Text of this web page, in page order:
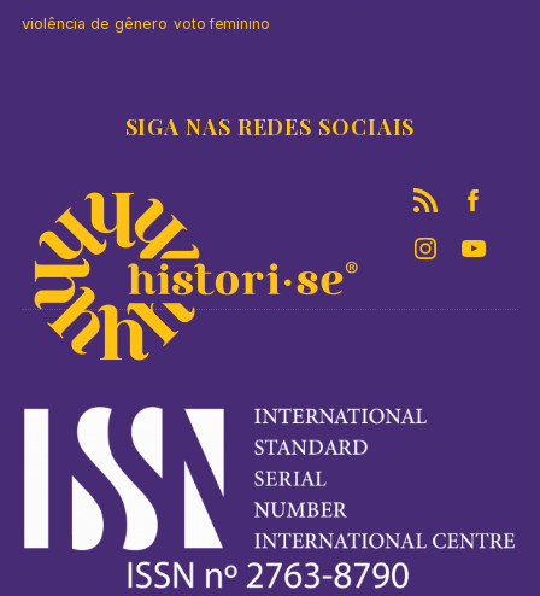
violência de gênero voto feminino
SIGA NAS REDES SOCIAIS